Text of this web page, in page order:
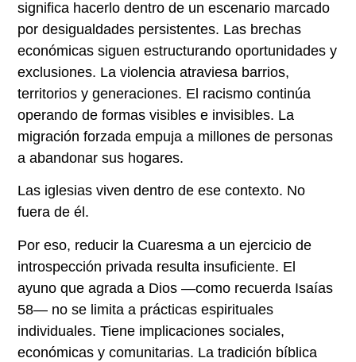
significa hacerlo dentro de un escenario marcado
por desigualdades persistentes. Las brechas
económicas siguen estructurando oportunidades y
exclusiones. La violencia atraviesa barrios,
territorios y generaciones. El racismo continúa
operando de formas visibles e invisibles. La
migración forzada empuja a millones de personas
a abandonar sus hogares.
Las iglesias viven dentro de ese contexto. No
fuera de él.
Por eso, reducir la Cuaresma a un ejercicio de
introspección privada resulta insuficiente. El
ayuno que agrada a Dios —como recuerda Isaías
58— no se limita a prácticas espirituales
individuales. Tiene implicaciones sociales,
económicas y comunitarias. La tradición bíblica